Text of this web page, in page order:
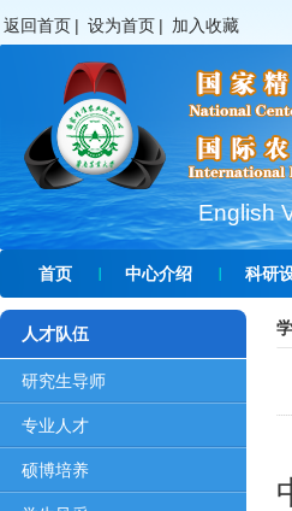
返回首页 | 设为首页 | 加入收藏
English
首页 中心介绍 科研
人才队伍
研究生导师
专业人才
硕博培养